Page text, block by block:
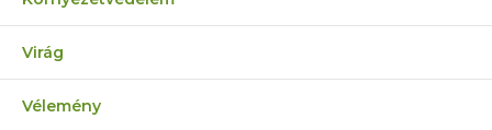
Virág
Vélemény